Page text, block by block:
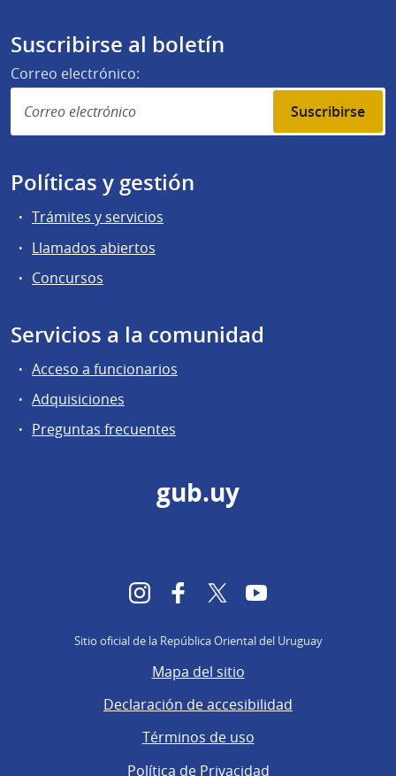
Suscribirse al boletín
Correo electrónico:
Suscribirse
Políticas y gestión
Trámites y servicios
Llamados abiertos
Concursos
Servicios a la comunidad
Acceso a funcionarios
Adquisiciones
Preguntas frecuentes
gub.uy
InstagramFacebookTwitterYouTube
Sitio oficial de la República Oriental del Uruguay
Mapa del sitio
Declaración de accesibilidad
Términos de uso
Política de Privacidad